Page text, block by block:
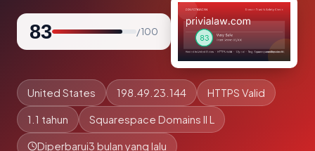
83 / 100
United States 198.49.23.144 HTTPS Valid
1.1 tahun Squarespace Domains II L
Diperbarui3 bulan yang lalu